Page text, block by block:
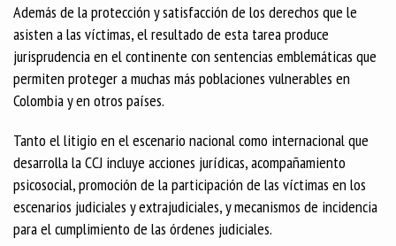
Además de la protección y satisfacción de los derechos que le
asisten a las víctimas, el resultado de esta tarea produce
jurisprudencia en el continente con sentencias emblemáticas que
permiten proteger a muchas más poblaciones vulnerables en
Colombia y en otros países.
Tanto el litigio en el escenario nacional como internacional que
desarrolla la CCJ incluye acciones jurídicas, acompañamiento
psicosocial, promoción de la participación de las víctimas en los
escenarios judiciales y extrajudiciales, y mecanismos de incidencia
para el cumplimiento de las órdenes judiciales.